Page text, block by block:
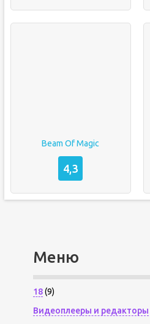
Beam Of Magic
4,3
Меню
18(9)
Видеоплееры и редакторы